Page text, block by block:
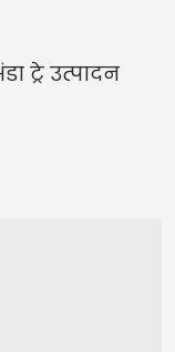
ट्रे उत्पादन